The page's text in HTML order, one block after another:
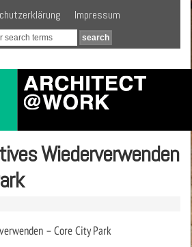
Impressum
Wiederverwenden
– Core City Park